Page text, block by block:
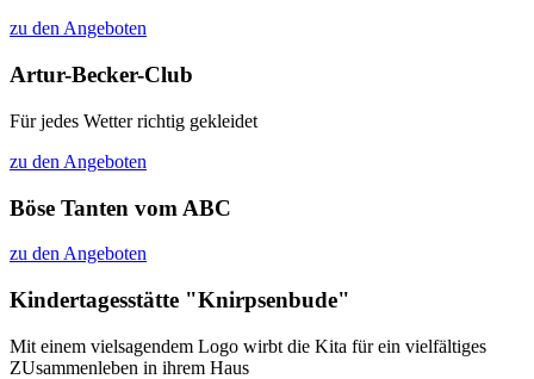
zu den Angeboten
Artur-Becker-Club
Für jedes Wetter richtig gekleidet
zu den Angeboten
Böse Tanten vom ABC
zu den Angeboten
Kindertagesstätte "Knirpsenbude"
Mit einem vielsagendem Logo wirbt die Kita für ein vielfältiges
ZUsammenleben in ihrem Haus